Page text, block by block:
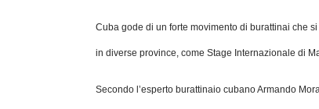
Cuba gode di un forte movimento di burattinai che
in diverse province, come Stage Internazionale di
Secondo l’esperto burattinaio cubano Armando